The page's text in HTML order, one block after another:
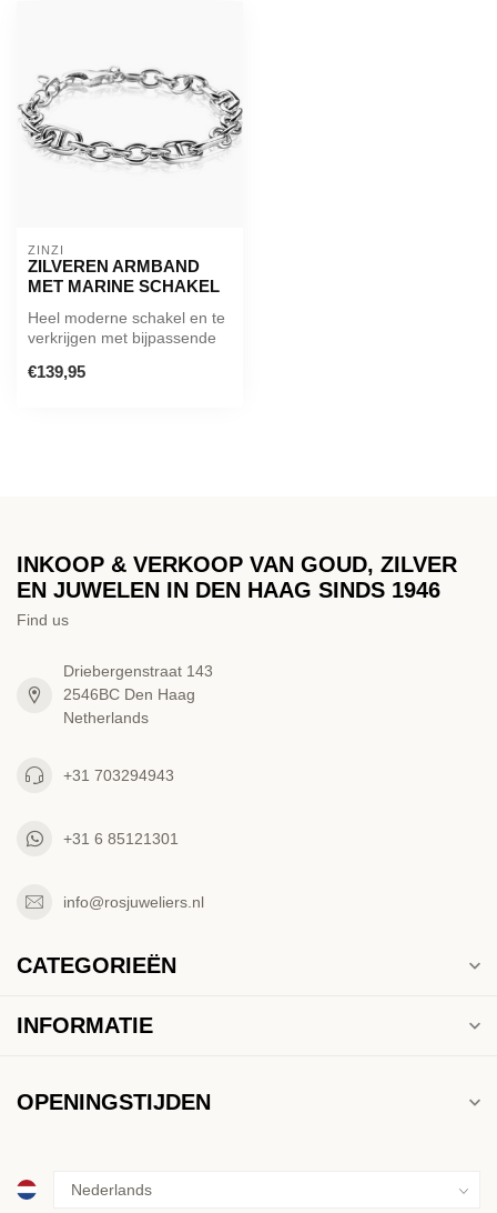
ZINZI
ZILVEREN ARMBAND
MET MARINE SCHAKEL
Heel moderne schakel en te
verkrijgen met bijpassende
De armband is ...
€139,95
INKOOP & VERKOOP VAN GOUD, ZILVER
EN JUWELEN IN DEN HAAG SINDS 1946
Find us
Driebergenstraat 143
2546BC Den Haag
Netherlands
+31 703294943
+31 6 85121301
info@rosjuweliers.nl
CATEGORIEËN
INFORMATIE
OPENINGSTIJDEN